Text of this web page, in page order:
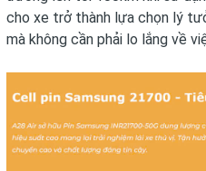
cho xe trở thành lựa chọn lý
mà không cần phải lo lắng về